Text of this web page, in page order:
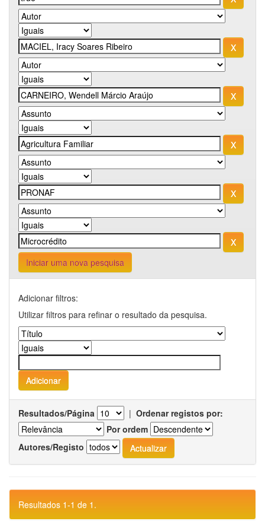
Iniciar uma nova pesquisa
Adicionar filtros:
Utilizar filtros para refinar o resultado da pesquisa.
Resultados/Página | Ordenar registos por:
Por ordem
Autores/Registo
Resultados 1-1 de 1.